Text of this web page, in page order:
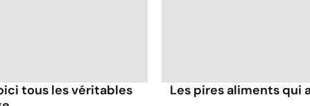
tous les véritables
Les pires aliments qui